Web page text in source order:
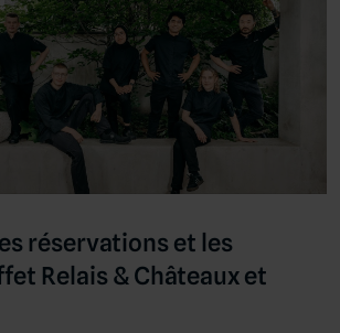
réservations et les
Relais & Châteaux et